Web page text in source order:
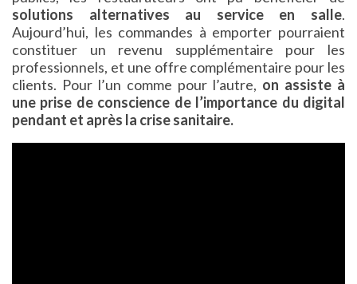
solutions alternatives au service en salle.
Aujourd’hui, les commandes à emporter pourraient
constituer un revenu supplémentaire pour les
professionnels, et une offre complémentaire pour les
clients. Pour l’un comme pour l’autre, on assiste à
une prise de conscience de l’importance du digital
pendant et après la crise sanitaire.